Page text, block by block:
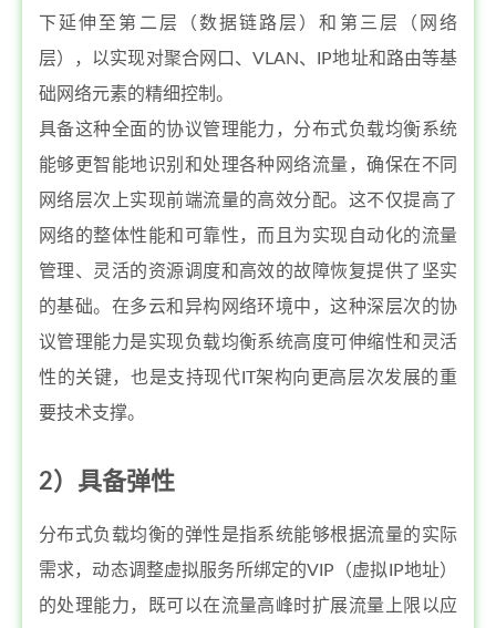
下延伸至第二层（数据链路层）和第三层（网络
层），以实现对聚合网口、VLAN、IP地址和路由等基
础网络元素的精细控制。
具备这种全面的协议管理能力，分布式负载均衡系统
能够更智能地识别和处理各种网络流量，确保在不同
网络层次上实现前端流量的高效分配。这不仅提高了
网络的整体性能和可靠性，而且为实现自动化的流量
管理、灵活的资源调度和高效的故障恢复提供了坚实
的基础。在多云和异构网络环境中，这种深层次的协
议管理能力是实现负载均衡系统高度可伸缩性和灵活
性的关键，也是支持现代IT架构向更高层次发展的重
要技术支撑。
2）具备弹性
分布式负载均衡的弹性是指系统能够根据流量的实际
需求，动态调整虚拟服务所绑定的VIP（虚拟IP地址）
的处理能力，既可以在流量高峰时扩展流量上限以应